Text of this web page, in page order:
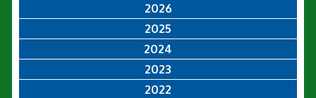
2026
2025
2024
2023
2022